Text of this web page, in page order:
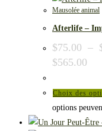
Mausolée animal
Afterlife –
$75.00 –
$565.00
Choix des
options